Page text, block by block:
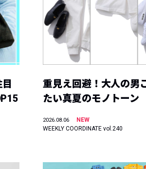
重見え回避！大人の男
たい真夏のモノトーン
2026.08.06
NEW
WEEKLY COORDINATE vol.240